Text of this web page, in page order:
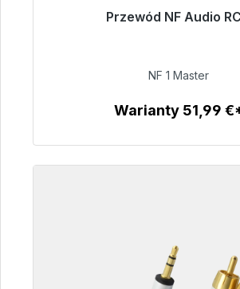
Przewód NF Audio
Gotowy do natychmiastowej
99,00 €
NF 1 Master
Warianty 51,99